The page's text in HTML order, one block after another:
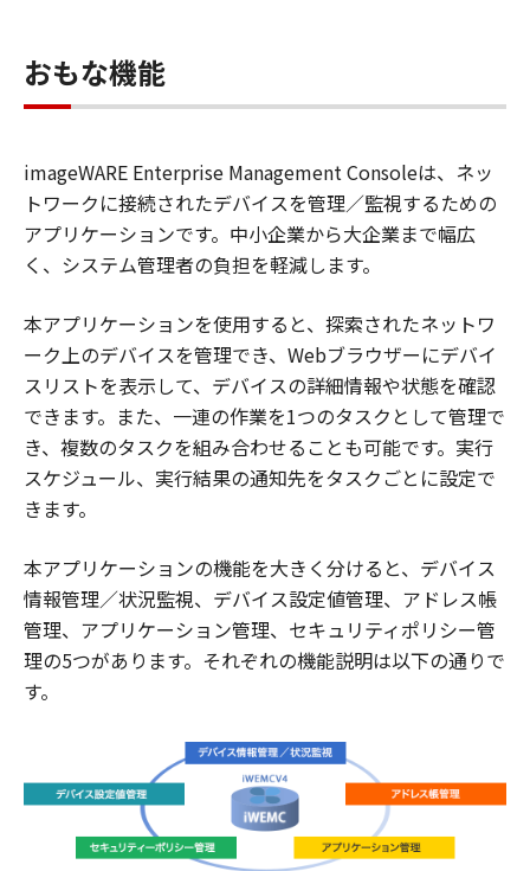
おもな機能
imageWARE Enterprise Management Consoleは、ネッ
トワークに接続されたデバイスを管理／監視するための
アプリケーションです。中小企業から大企業まで幅広
く、システム管理者の負担を軽減します。
本アプリケーションを使用すると、探索されたネットワ
ーク上のデバイスを管理でき、Webブラウザーにデバイ
スリストを表示して、デバイスの詳細情報や状態を確認
できます。また、一連の作業を1つのタスクとして管理で
き、複数のタスクを組み合わせることも可能です。実行
スケジュール、実行結果の通知先をタスクごとに設定で
きます。
本アプリケーションの機能を大きく分けると、デバイス
情報管理／状況監視、デバイス設定値管理、アドレス帳
管理、アプリケーション管理、セキュリティポリシー管
理の5つがあります。それぞれの機能説明は以下の通りで
す。